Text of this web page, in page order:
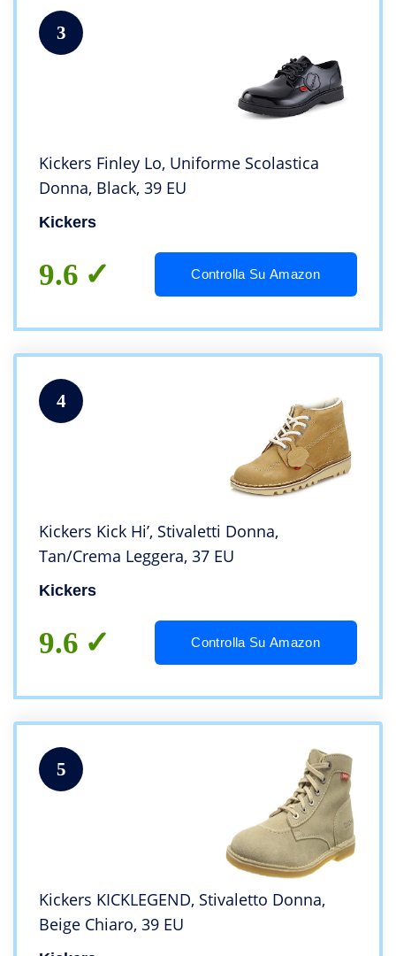
3
Kickers Finley Lo, Uniforme Scolastica
Donna, Black, 39 EU
Kickers
9.6 Controlla Su Amazon
4
Kickers Kick Hi’, Stivaletti Donna,
Tan/Crema Leggera, 37 EU
Kickers
9.6 Controlla Su Amazon
5
Kickers KICKLEGEND, Stivaletto Donna,
Beige Chiaro, 39 EU